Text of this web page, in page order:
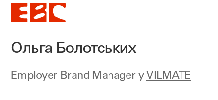
Ольга Болотських
Employer Brand Manager у VILMATE